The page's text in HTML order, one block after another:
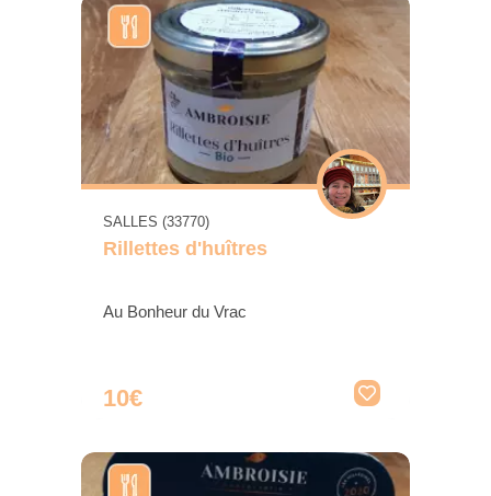
SALLES (33770)
Rillettes d'huîtres
Au Bonheur du Vrac
10€